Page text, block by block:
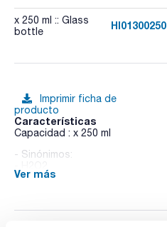
x 250 ml :: Glass
bottle
HI01300250
Imprimir ficha de
producto
Características
Capacidad : x 250 ml
- Sinónimos:
- M = 34,01 g/mol
- Densidad: 1,00 g/cm3
Ver más